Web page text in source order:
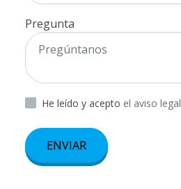
Pregunta
He leído y acepto el aviso legal
ENVIAR